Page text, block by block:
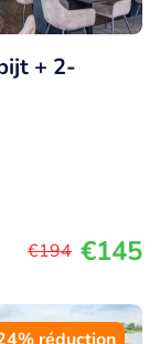
+ 2-
€194 €145